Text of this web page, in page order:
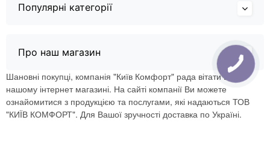
Популярні категорії
Про наш магазин
Шановні покупці, компанія "Київ Комфорт" рада вітати Вас в
нашому інтернет магазині. На сайті компанії Ви можете
ознайомитися з продукцією та послугами, які надаються ТОВ
"КИЇВ КОМФОРТ". Для Вашої зручності доставка по Україні.